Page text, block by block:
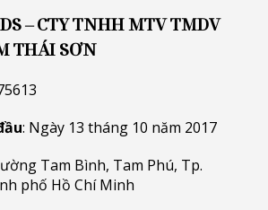
– CTY TNHH MTV TMDV
THÁI SƠN
: Ngày 13 tháng 10 năm 2017
Tam Bình, Tam Phú, Tp.
phố Hồ Chí Minh